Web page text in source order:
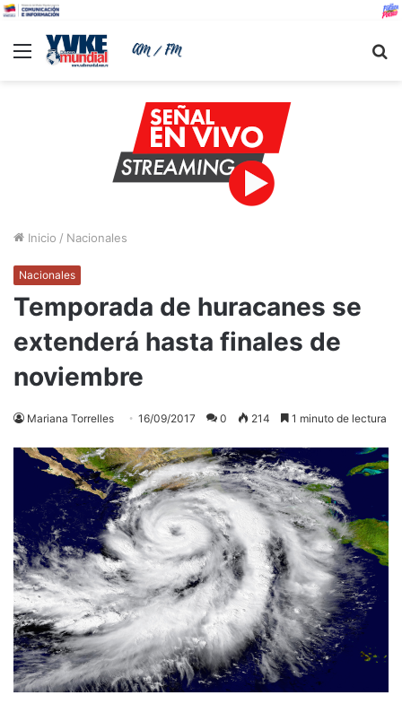
Menu
Inicio / Nacionales
Nacionales
Temporada de huracanes se
extenderá hasta finales de
noviembre
Mariana Torrelles 16/09/2017 0 214 1 minuto de lectura